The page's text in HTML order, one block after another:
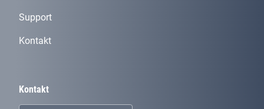
Support
Kontakt
Kontakt